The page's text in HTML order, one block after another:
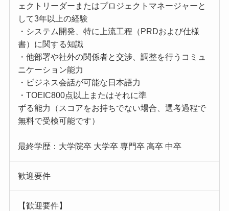
ェクトリーダーまたはプロジェクトマネージャーと
して3年以上の経験
・システム開発、特に上流工程（PRDおよび仕様
書）に関する知識
・他部署や社外の関係者と交渉、調整を行うコミュ
ニケーション能力
・ビジネス会話が可能な日本語力
・TOEIC800点以上またはそれに準
ずる能力（スコアをお持ちでない場合、選考過程で
無料で受検可能です）
最終学歴：大学院卒 大学卒 専門卒 高卒 中卒
歓迎要件
【歓迎要件】